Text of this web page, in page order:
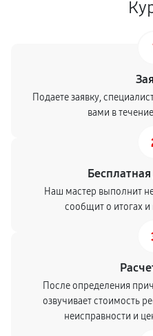
Подаете заявку,
вами в
Наш мастер выполнит
сообщит о итогах
После определения
озвучивает стоимость
неисправности и